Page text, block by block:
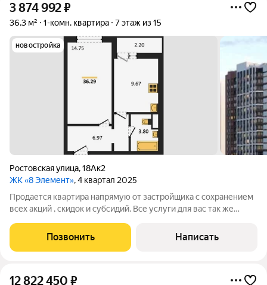
3 874 992₽
36,3 м² 1-комн. квартира 7 этаж из 15
новостройка
Ростовская улица,18Ак2
ЖК «8 Элемент», 4 квартал 2025
Продается квартира напрямую от застройщика с сохранением
всех акций , скидок и субсидий. Все услуги для вас так же
ТЕЛЕВИЗОР на кухню. Жилой комплекс возводится в
Левобережном районе г. Воронежа
Позвонить Написать
12 822 450 ₽